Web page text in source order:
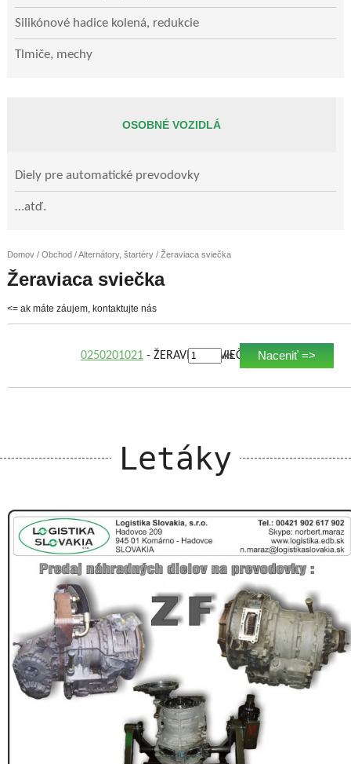
Silikónové hadice kolená, redukcie
Tlmiče, mechy
OSOBNÉ VOZIDLÁ
Diely pre automatické prevodovky
…atď.
Domov/ Obchod/Alternátory, štartéry/ Žeraviaca sviečka
Žeraviaca sviečka
<= ak máte záujem, kontaktujte nás
0250201021- ŽERAVIACA SVIEČKA
ks Naceniť =>
Letáky